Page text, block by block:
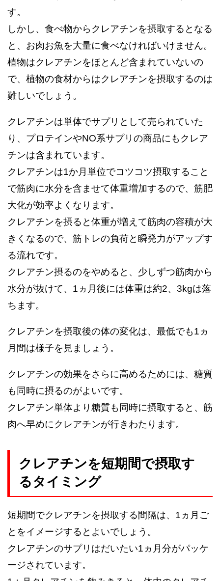
す。
しかし、食べ物からクレアチンを摂取するとなる
と、お肉お魚を大量に食べなければいけません。
植物はクレアチンをほとんど含まれていないの
で、植物の食材からはクレアチンを摂取するのは
難しいでしょう。
クレアチンは単体でサプリとして売られていた
り、プロテインやNO系サプリの商品にもクレア
チンは含まれています。
クレアチンは1か月単位でコツコツ摂取すること
で筋肉に水分を含ませて体重増加するので、筋肥
大化が効率よくなります。
クレアチンを摂ると体重が増えて筋肉の容積が大
きくなるので、筋トレの負荷と瞬発力がアップす
る流れです。
クレアチン摂るのをやめると、少しずつ筋肉から
水分が抜けて、1ヵ月後には体重は約2、3kgは落
ちます。
クレアチンを摂取後の体の変化は、最低でも1ヵ
月間は様子を見ましょう。
クレアチンの効果をさらに高めるためには、糖質
も同時に摂るのがよいです。
クレアチン単体より糖質も同時に摂取すると、筋
肉へ早めにクレアチンが行きわたります。
クレアチンを短期間で摂取す
るタイミング
短期間でクレアチンを摂取する間隔は、1ヵ月ご
とをイメージするとよいでしょう。
クレアチンのサプリはだいたい1ヵ月分がパッケ
ージされています。